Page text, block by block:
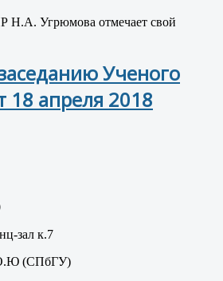
Н.А. Угрюмова отмечает свой
Ученого
18 апреля 2018
зал к.7
(СПбГУ)